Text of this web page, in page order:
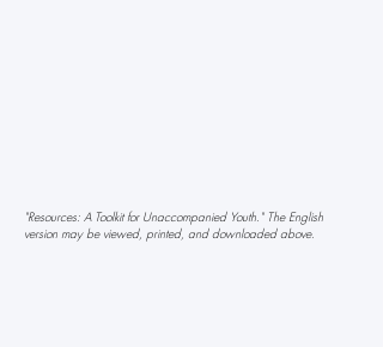
"Resources: A Toolkit for Unaccompanied Youth." The English
version may be viewed, printed, and downloaded above.